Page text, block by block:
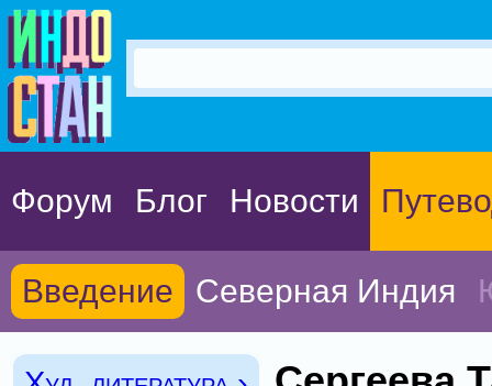
Форум Блог Новости
Введение Северная Индия